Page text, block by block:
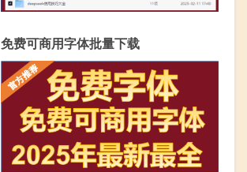
免费可商用字体批量下载